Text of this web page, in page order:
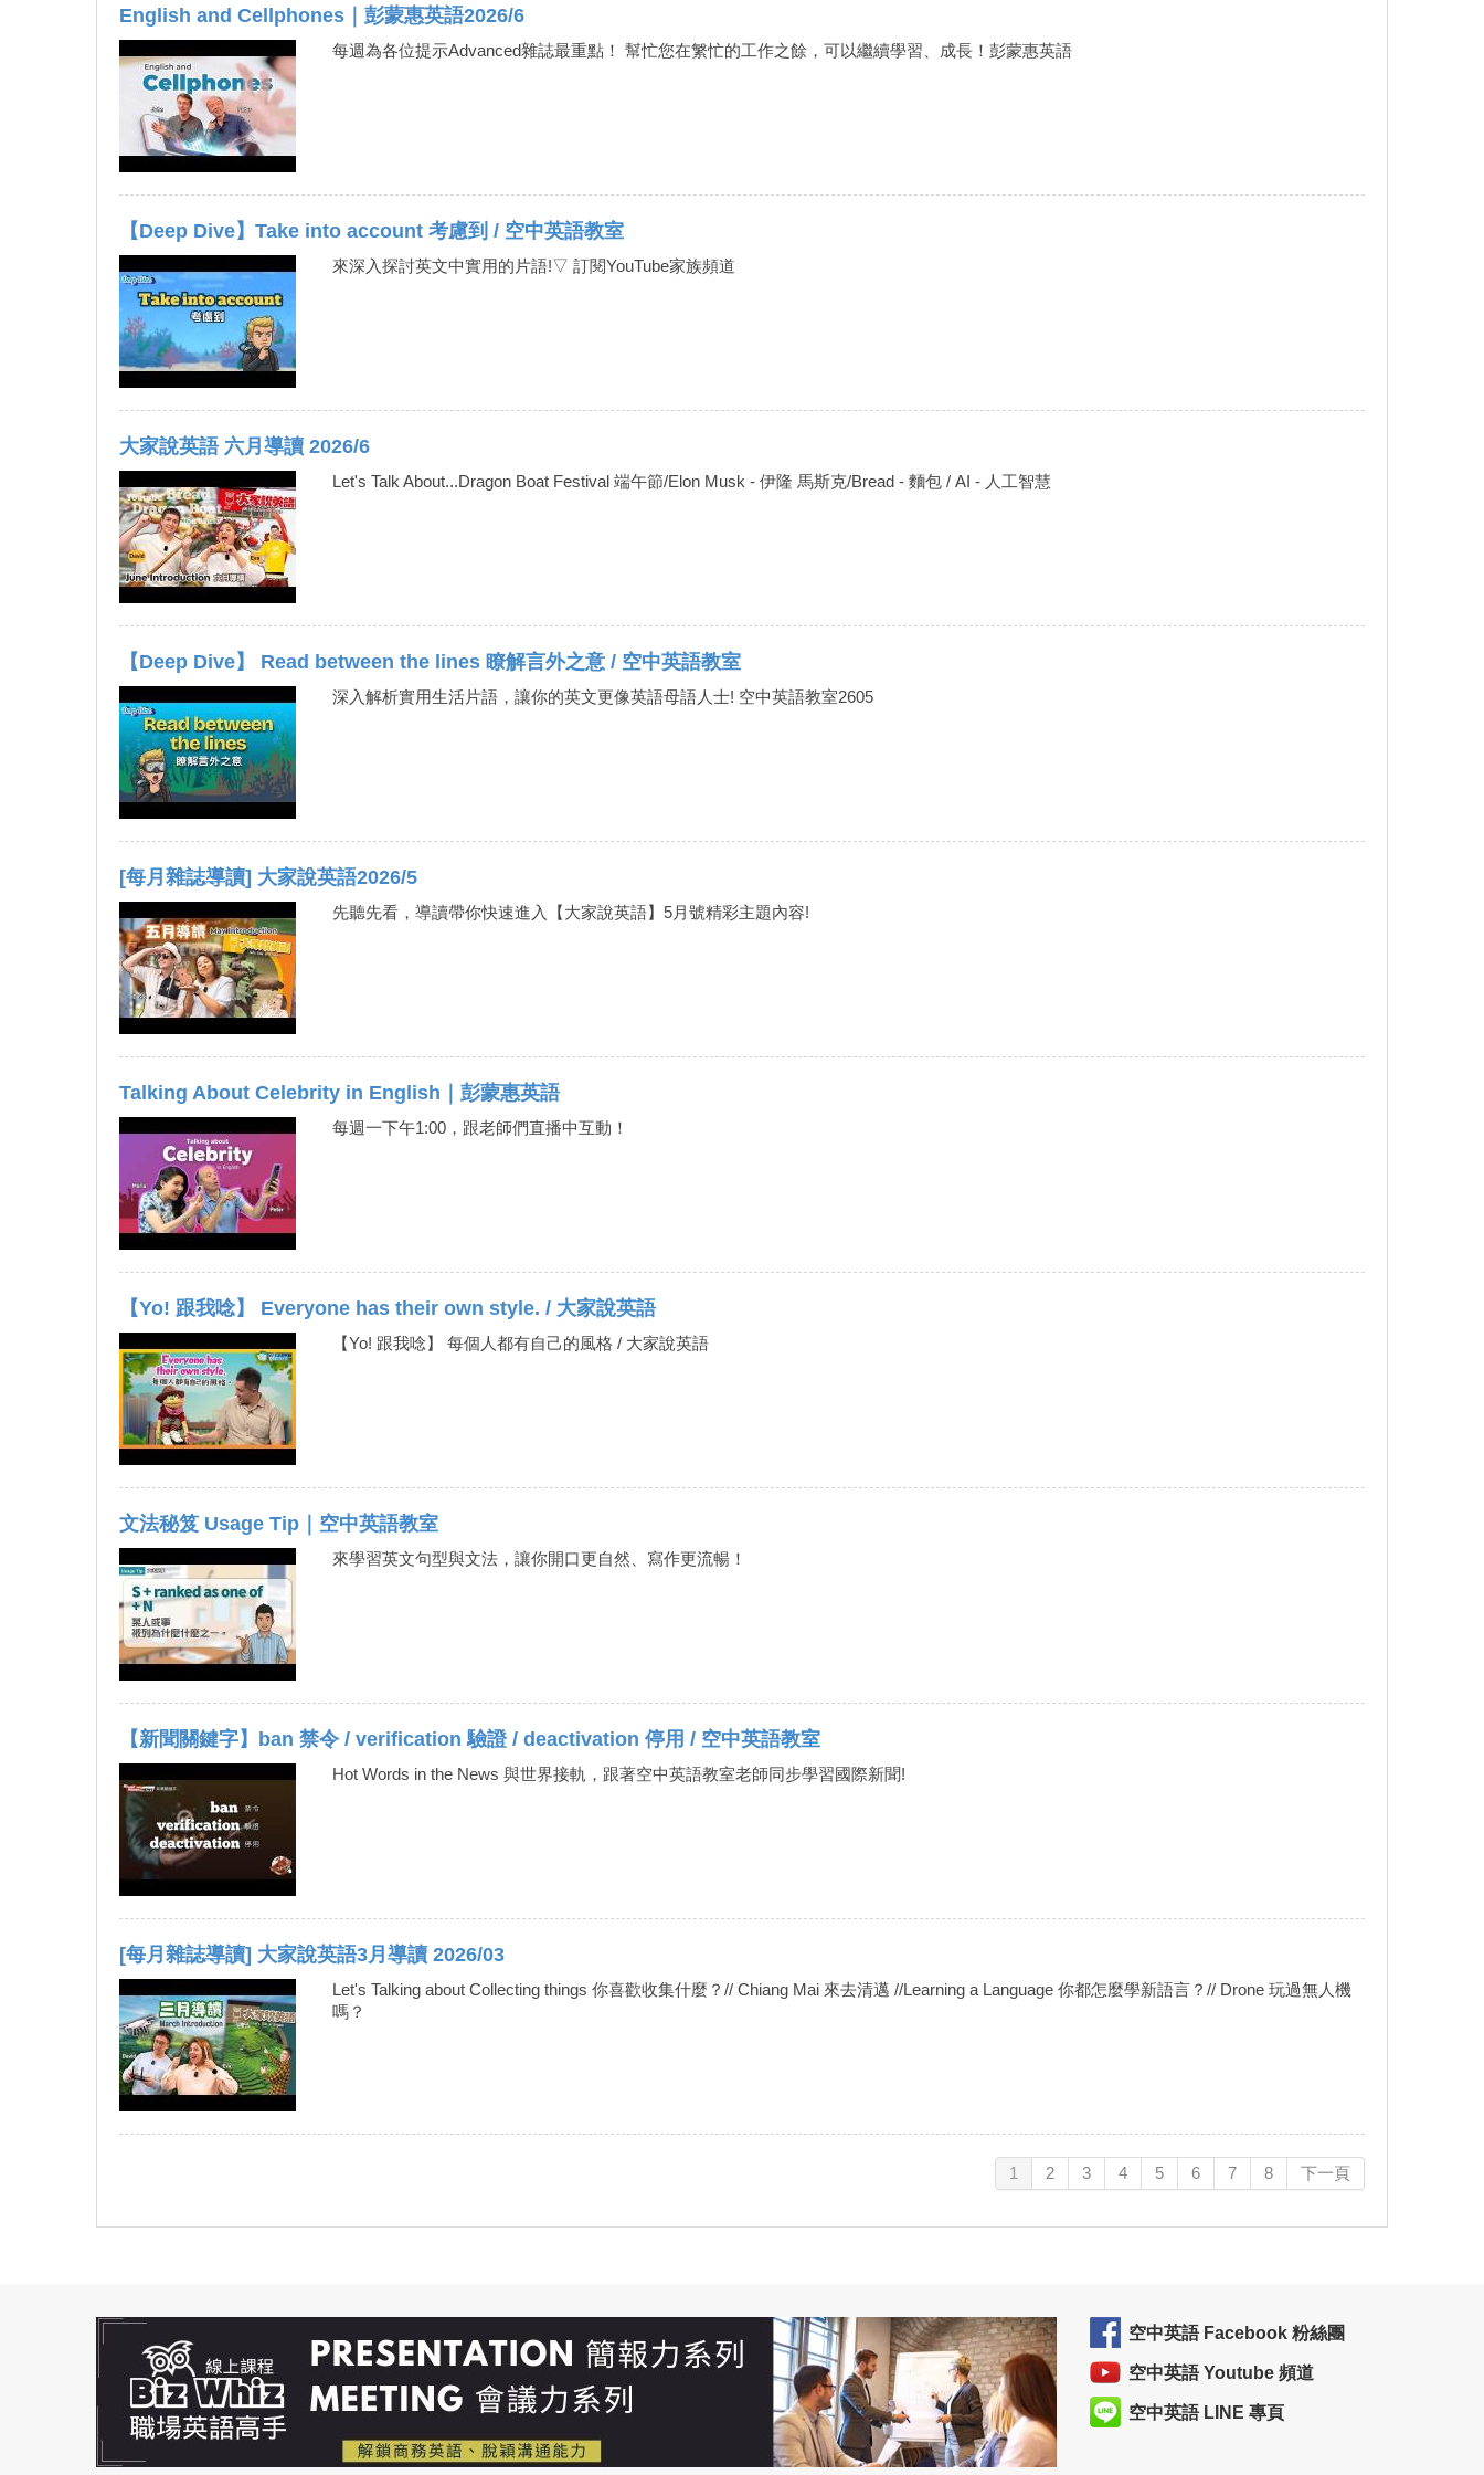
English and Cellphones｜彭蒙惠英語2026/6
每週為各位提示Advanced雜誌最重點！ 幫忙您在䌓忙的工作之餘，可以繼續學習、成長！彭蒙惠英語
【Deep Dive】Take into account 考慮到 / 空中英語教室
來深入探討英文中實用的片語!▽ 訂閱YouTube家族頻道
大家說英語 六月導讀 2026/6
Let's Talk About...Dragon Boat Festival 端午節/Elon Musk - 伊隆 馬斯克/Bread - 麵包 / AI - 人工智慧
【Deep Dive】 Read between the lines 瞭解言外之意 / 空中英語教室
深入解析實用生活片語，讓你的英文更像英語母語人士! 空中英語教室2605
[每月雜誌導讀] 大家說英語2026/5
先聽先看，導讀帶你快速進入【大家說英語】5月號精彩主題內容!
Talking About Celebrity in English｜彭蒙惠英語
每週一下午1:00，跟老師們直播中互動！
【Yo! 跟我唸】 Everyone has their own style. / 大家說英語
【Yo! 跟我唸】 每個人都有自己的風格 / 大家說英語
文法秘笈 Usage Tip｜空中英語教室
來學習英文句型與文法，讓你開口更自然、寫作更流暢！
【新聞關鍵字】ban 禁令 / verification 驗證 / deactivation 停用 / 空中英語教室
Hot Words in the News 與世界接軌，跟著空中英語教室老師同步學習國際新聞!
[每月雜誌導讀] 大家說英語3月導讀 2026/03
Let's Talking about Collecting things 你喜歡收集什麼？// Chiang Mai 來去清邁 //Learning a Language 你都怎麼學新語言？// Drone 玩過無人機
嗎？
1 2 3 4 5 6 7 8 下一頁
空中英語 Facebook 粉絲團
空中英語 Youtube 頻道
空中英語 LINE 專頁